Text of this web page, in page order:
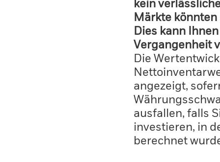
kein
Märkte
Dies kann
Vergangenheit
Die
angezeigt,
ausfallen, falls
investieren, in
berechnet